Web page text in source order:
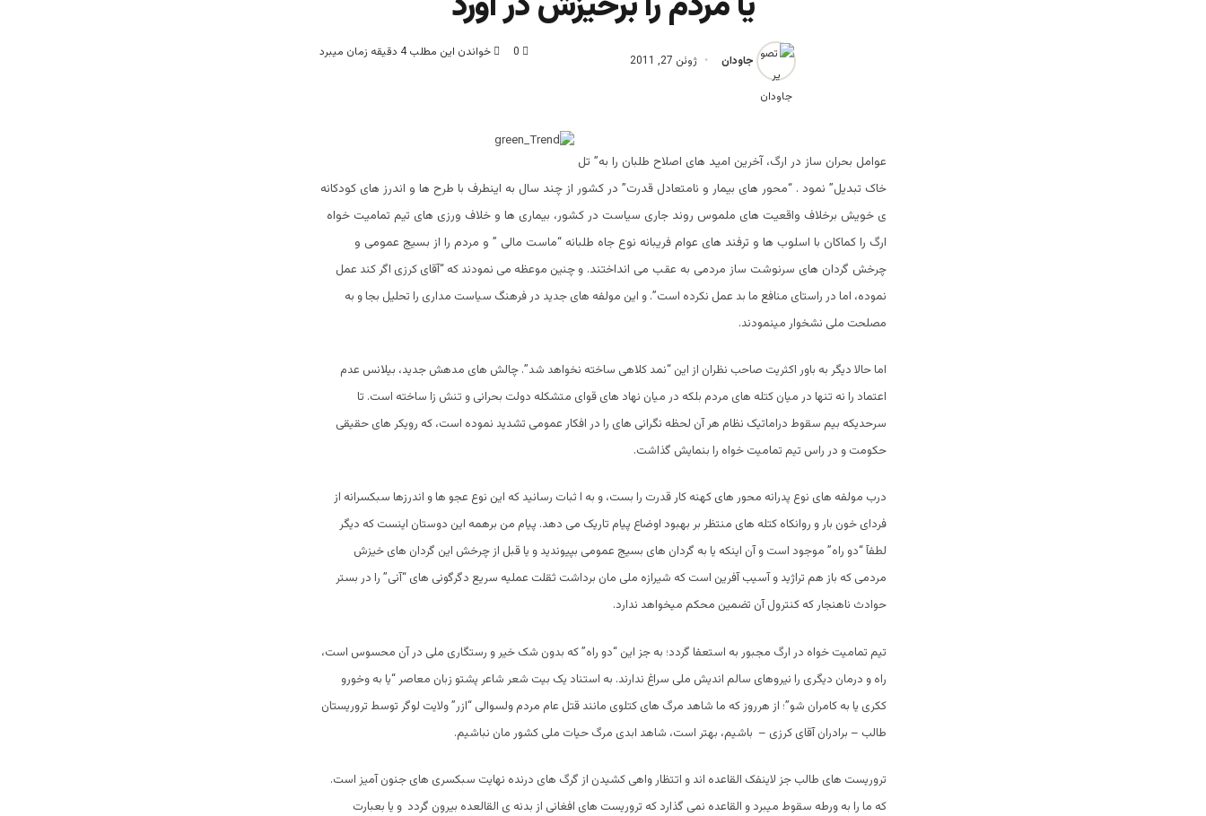
جاودان ژوئن 27, 2011
0 خواندن این مطلب 4 دقیقه زمان میبرد
عوامل بحران ساز در ارگ، آخرین امید های اصلاح طلبان را به” تل
خاک تبدیل” نمود . “محور های بیمار و نامتعادل قدرت” در کشور از چند سال به اینطرف با طرح ها و اندرز های کودکانه
ی خویش برخلاف واقعیت های ملموس روند جاری سیاست در کشور، بیماری ها و خلاف ورزی های تیم تمامیت خواه
ارگ را کماکان با اسلوب ها و ترفند های عوام فریبانه نوع جاه طلبانه “ماست مالی ” و مردم را از بسیج عمومی و
چرخش گردان های سرنوشت ساز مردمی به عقب می انداختند. و چنین موعظه می نمودند که “آقای کرزی اگر کند عمل
نموده، اما در راستای منافع ما بد عمل نکرده است”. و این مولفه های جدید در فرهنگ سیاست مداری را تحلیل بجا و به
مصلحت ملی نشخوار مینمودند.
اما حالا دیگر به باور اکثریت صاحب نظران از این “نمد کلاهی ساخته نخواهد شد”. چالش های مدهش جدید، بیلانس عدم
اعتماد را نه تنها در میان کتله های مردم بلکه در میان نهاد های قوای متشکله دولت بحرانی و تنش زا ساخته است. تا
سرحدیکه بیم سقوط دراماتیک نظام هر آن لحظه نگرانی های را در افکار عمومی تشدید نموده است، که رویکر های حقیقی
حکومت و در راس تیم تمامیت خواه را بنمایش گذاشت.
درب مولفه های نوع پدرانه محور های کهنه کار قدرت را بست، و به ا ثبات رسانید که این نوع عجو ها و اندرزها سبکسرانه از
فردای خون بار و روانکاه کتله های منتظر بر بهبود اوضاع پیام تاریک می دهد. پیام من برهمه این دوستان اینست که دیگر
لطفآ “دو راه” موجود است و آن اینکه یا به گردان های بسیج عمومی بپیوندید و یا قبل از چرخش این گردان های خیزش
مردمی که باز هم تراژید و آسیب آفرین است که شیرازه ملی مان برداشت ثقلت عملیه سریع دگرگونی های “آنی” را در بستر
حوادث ناهنجار که کنترول آن تضمین محکم میخواهد ندارد.
تیم تمامیت خواه در ارگ مجبور به استعفا گردد؛ به جز این “دو راه” که بدون شک خیر و رستگاری ملی در آن محسوس است،
راه و درمان دیگری را نیروهای سالم اندیش ملی سراغ ندارند. به استناد یک بیت شعر شاعر پشتو زبان معاصر “یا به وخورو
ککری یا به کامران شو”؛ از هرروز که ما شاهد مرگ های کتلوی مانند قتل عام مردم ولسوالی “ازر” ولایت لوگر توسط تروریستان
طالب – برادران آقای کرزی – باشیم، بهتر است، شاهد ابدی مرگ حیات ملی کشور مان نباشیم.
تروریست های طالب جز لاینفک القاعده اند و اتتظار واهی کشیدن از گرگ های درنده نهایت سبکسری های جنون آمیز است.
که ما را به ورطه سقوط میبرد و القاعده نمی گذارد که تروریست های افغانی از بدنه ی القالعده بیرون گردد و یا بعبارت